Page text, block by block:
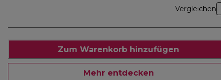
Vergleichen
Zum Warenkorb hinzufügen
Mehr entdecken